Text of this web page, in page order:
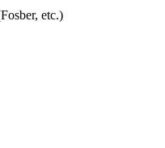
etc.)